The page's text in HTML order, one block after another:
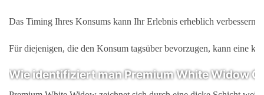
Das Timing Ihres Konsums kann Ihr Erlebnis erheblich
Für diejenigen, die den Konsum tagsüber bevorzugen, kann eine
Wie identifiziert man Premium White Widow